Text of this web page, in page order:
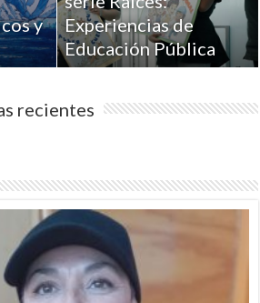
y
Experiencias de
Educación Pública
recientes